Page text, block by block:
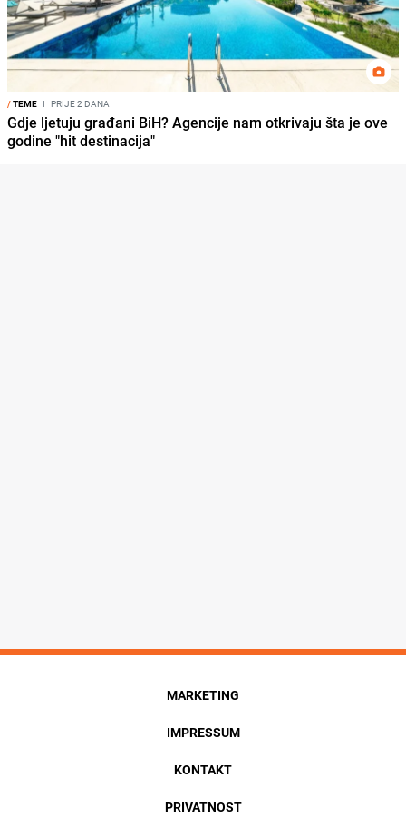
/TEME I PRIJE 2 DANA
Gdje ljetuju građani BiH? Agencije nam otkrivaju šta je ove
godine "hit destinacija"
MARKETING
IMPRESSUM
KONTAKT
PRIVATNOST